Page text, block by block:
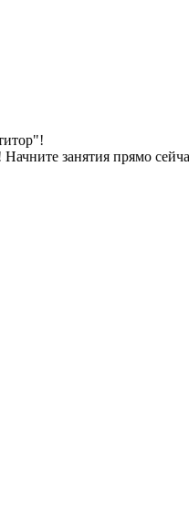
занятия прямо